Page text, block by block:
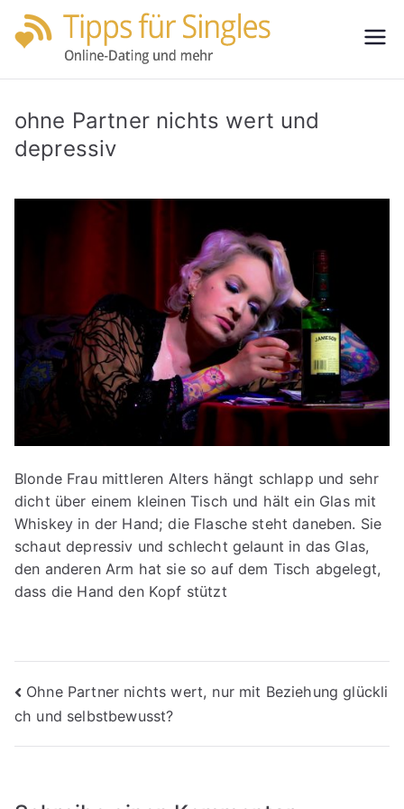
Zum
Inhalt
für
s
ohne Partner nichts wert und
depressiv
Blonde Frau mittleren Alters hängt schlapp und sehr
dicht über einem kleinen Tisch und hält ein Glas mit
Whiskey in der Hand; die Flasche steht daneben. Sie
schaut depressiv und schlecht gelaunt in das Glas,
den anderen Arm hat sie so auf dem Tisch abgelegt,
dass die Hand den Kopf stützt
Beitragsnavigation
Ohne Partner nichts wert, nur mit Beziehung glückli
ch und selbstbewusst?